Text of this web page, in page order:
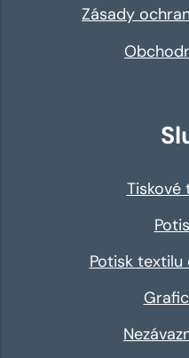
Zásady
Tiskové
Potisk textilu